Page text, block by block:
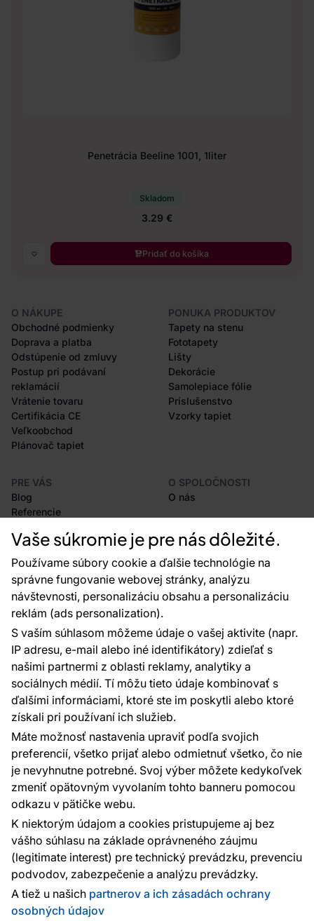
Vaše súkromie je pre nás dôležité.
Používame súbory cookie a ďalšie technológie na
správne fungovanie webovej stránky, analýzu
návštevnosti, personalizáciu obsahu a personalizáciu
reklám (ads personalization).
S vaším súhlasom môžeme údaje o vašej aktivite (napr.
IP adresu, e-mail alebo iné identifikátory) zdieľať s
našimi partnermi z oblasti reklamy, analytiky a
sociálnych médií. Tí môžu tieto údaje kombinovať s
ďalšími informáciami, ktoré ste im poskytli alebo ktoré
získali pri používaní ich služieb.
Máte možnosť nastavenia upraviť podľa svojich
preferencií, všetko prijať alebo odmietnuť všetko, čo nie
je nevyhnutne potrebné. Svoj výber môžete kedykoľvek
zmeniť opätovným vyvolaním tohto banneru pomocou
odkazu v pätičke webu.
K niektorým údajom a cookies pristupujeme aj bez
vášho súhlasu na základe oprávneného záujmu
(legitimate interest) pre technický prevádzku, prevenciu
podvodov, zabezpečenie a analýzu prevádzky.
A tiež u našich partnerov a ich zásadách ochrany
osobných údajov
Penetrácia Beeline 1001, 1liter
Skladom
3.29 €
Pridať do košíka
O NÁKUPE
Obchodné podmienky
Doprava a platba
Odstúpenie od zmluvy
Postup pri podávaní
reklamácií
Vrátenie tovaru
Certifikácia CE
Veľkoobchod
Plánovač tapiet
PONUKA PRODUKTOV
Tapety na stenu
Fototapety
Lišty
Dekorácie
Samolepiace fólie
Príslušenstvo
Vzorky tapiet
PRE VÁS
Blog
Referencie
Rady a tipy
Najčastejšie otázky
O SPOLOČNOSTI
O nás
Kontakty
Sme tu pre vás 24 hodín denne, 7 dní v
týždni
+420 777 004 021
info@vavex.cz
Vavex 1990 s.r.o., IČ: 26776251, DIČ: CZ26776251
Dělostřelecká 330, Příbram 261 01
Ďalšie kontakty
Platobné metódy:
Platby zaisťuje:
© 2010 - 2026Vavex
Ochrana osobných údajovCookies